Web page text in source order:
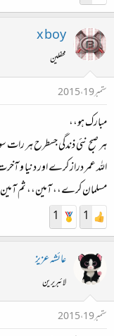
x boy
محفلین
ستمبر 19، 2015
مبارک ہو،،
ہر صبح نئی ذندگی جسطرح ہر
اللہ عمر دراز کرے اور دنیا و
مسلمان کرے،، آمین،، ثم آمین
1
1
عائشہ عزیز
لائبریرین
ستمبر 19، 2015